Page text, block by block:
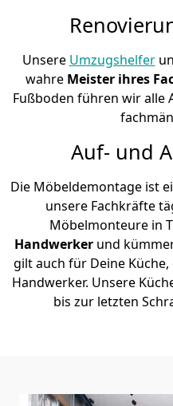
Unsere Umzugshelfer
wahre Meister ihres
Fußboden führen wir alle
Auf- und
Die Möbeldemontage ist
unsere Fachkräfte
Möbelmonteure in
Handwerker und
gilt auch für Deine
Handwerker. Unsere
bis zur letzten